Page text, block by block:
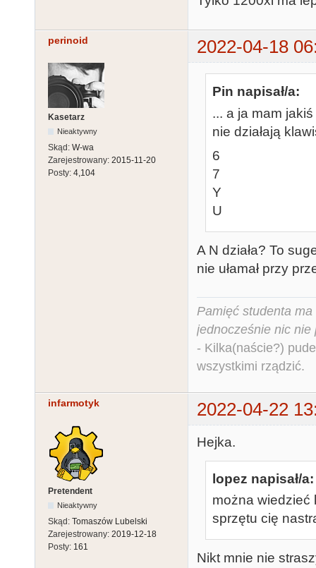
perinoid 2022-04-18
Kasetarz
Nieaktywny
Skąd: W-wa
Zarejestrowany: 2015-11-20
Posty: 4,104
Pin napisał/a:
... a ja mam
nie działają
6
7
Y
U
A N działa? To
nie ułamał przy
Pamięć studenta
jednocześnie nic nie
- Kilka(naście?)
wszystkimi rządzić.
infarmotyk 2022-04-22
Pretendent
Nieaktywny
Skąd: Tomaszów Lubelski
Zarejestrowany: 2019-12-18
Posty: 161
Hejka.
lopez napisał/a:
można wiedzieć
sprzętu cię
Nikt mnie nie